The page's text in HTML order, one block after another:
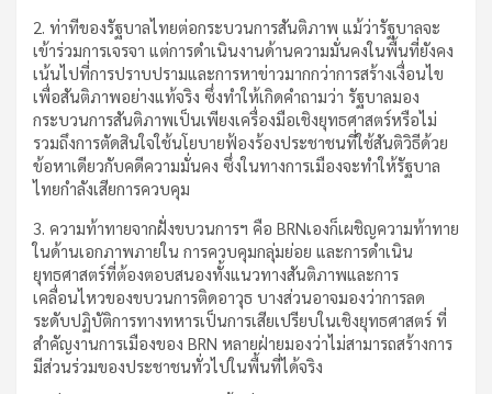
2. ท่าทีของรัฐบาลไทยต่อกระบวนการสันติภาพ แม้ว่ารัฐบาลจะ
เข้าร่วมการเจรจา แต่การดำเนินงานด้านความมั่นคงในพื้นที่ยังคง
เน้นไปที่การปราบปรามและการหาข่าวมากกว่าการสร้างเงื่อนไข
เพื่อสันติภาพอย่างแท้จริง ซึ่งทำให้เกิดคำถามว่า รัฐบาลมอง
กระบวนการสันติภาพเป็นเพียงเครื่องมือเชิงยุทธศาสตร์หรือไม่
รวมถึงการตัดสินใจใช้นโยบายฟ้องร้องประชาชนที่ใช้สันติวิธีด้วย
ข้อหาเดียวกับคดีความมั่นคง ซึ่งในทางการเมืองจะทำให้รัฐบาล
ไทยกำลังเสียการควบคุม
3. ความท้าทายจากฝั่งขบวนการฯ คือ BRNเองก็เผชิญความท้าทาย
ในด้านเอกภาพภายใน การควบคุมกลุ่มย่อย และการดำเนิน
ยุทธศาสตร์ที่ต้องตอบสนองทั้งแนวทางสันติภาพและการ
เคลื่อนไหวของขบวนการติดอาวุธ บางส่วนอาจมองว่าการลด
ระดับปฏิบัติการทางทหารเป็นการเสียเปรียบในเชิงยุทธศาสตร์ ที่
สำคัญงานการเมืองของ BRN หลายฝ่ายมองว่าไม่สามารถสร้างการ
มีส่วนร่วมของประชาชนทั่วไปในพื้นที่ได้จริง